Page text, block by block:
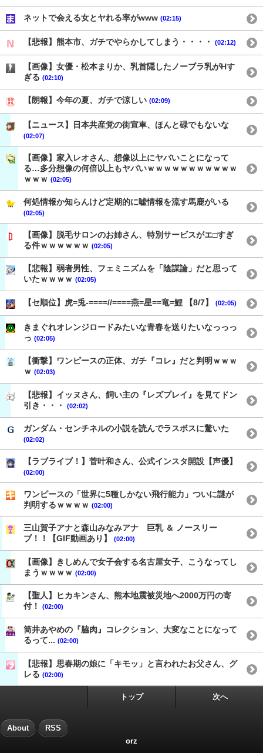
ネットで会える女とヤれる率がwww (02:15)
【悲報】熊本市、ガチでやらかしてしまう・・・・ (02:12)
【画像】女優・松本まりか、乳首隠したノーブラ乳がHす
ぎる (02:10)
【朗報】今年の夏、ガチで涼しい (02:09)
【ニュース】日本共産党の街宣車、ほんと碌でもないな
(02:07)
【画像】家入レオさん、想像以上にヤバいことになって
る…多分想像の何倍以上もヤバいｗｗｗｗｗｗｗｗｗｗｗ
ｗｗｗ (02:05)
何処情報か知らんけど定期的に嘘情報を流す馬鹿がいる
(02:05)
【画像】脱毛サロンのお姉さん、特別サービスがエ□すぎ
る件ｗｗｗｗｗｗ (02:05)
【悲報】弱者男性、フェミニズムを「陰謀論」だと思って
いたｗｗｗｗ (02:05)
【セ順位】虎=兎-====//====燕=星==竜=鯉 【8/7】 (02:05)
きまぐれオレンジロードみたいな青春を送りたいなっっっ
っ (02:05)
【衝撃】ワンピースの正体、ガチ『コレ』だと判明ｗｗｗ
ｗ (02:03)
【悲報】イッヌさん、飼い主の『レズプレイ』を見てドン
引き・・・
(02:02)
ガンダム・センチネルの小説を読んでラスボスに驚いた
(02:02)
【ラブライブ！】菅叶和さん、公式インスタ開設【声優】
(02:00)
ワンピースの「世界に5種しかない飛行能力」ついに謎が
判明するｗｗｗｗ (02:00)
三山賀子アナと森山みなみアナ 巨乳 ＆ ノースリー
ブ！！【GIF動画あり】
(02:00)
【画像】きしめんで女子会する名古屋女子、こうなってし
まうｗｗｗｗ (02:00)
【聖人】ヒカキンさん、熊本地震被災地へ2000万円の寄
付！
(02:00)
筒井あやめの『脇肉』コレクション、大変なことになって
るって... (02:00)
【悲報】思春期の娘に「キモッ」と言われたお父さん、グ
レる (02:00)
トップ 次へ
About RSS
orz